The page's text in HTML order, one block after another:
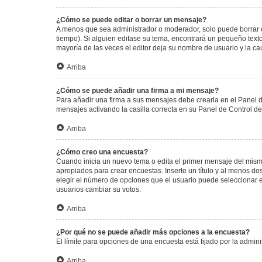
¿Cómo se puede editar o borrar un mensaje?
A menos que sea administrador o moderador, solo puede
tiempo). Si alguien editase su tema, encontrará un pequeño
mayoría de las veces el editor deja su nombre de usuario y la
Arriba
¿Cómo se puede añadir una firma a mi mensaje?
Para añadir una firma a sus mensajes debe crearla en el
mensajes activando la casilla correcta en su Panel de Control
Arriba
¿Cómo creo una encuesta?
Cuando inicia un nuevo tema o edita el primer mensaje del
apropiados para crear encuestas. Inserte un título y al menos
elegir el número de opciones que el usuario puede seleccionar
usuarios cambiar su votos.
Arriba
¿Por qué no se puede añadir más opciones a la encuesta?
El límite para opciones de una encuesta está fijado por la